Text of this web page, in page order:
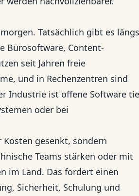
Tatsächlich gibt es
Bürosoftware, Content-
seit Jahren freie
und in Rechenzentren sind
Industrie ist offene Software
oder bei
gesenkt, sondern
Teams stärken oder mit
im Land. Das fördert einen
Sicherheit, Schulung und